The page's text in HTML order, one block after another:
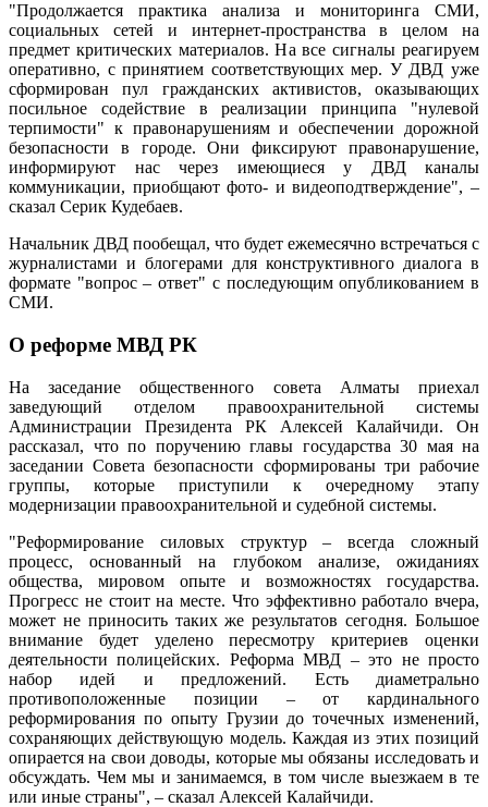
"Продолжается практика анализа и мониторинга СМИ,
социальных сетей и интернет-пространства в целом на
предмет критических материалов. На все сигналы реагируем
оперативно, с принятием соответствующих мер. У ДВД уже
сформирован пул гражданских активистов, оказывающих
посильное содействие в реализации принципа "нулевой
терпимости" к правонарушениям и обеспечении дорожной
безопасности в городе. Они фиксируют правонарушение,
информируют нас через имеющиеся у ДВД каналы
коммуникации, приобщают фото- и видеоподтверждение", –
сказал Серик Кудебаев.
Начальник ДВД пообещал, что будет ежемесячно встречаться с
журналистами и блогерами для конструктивного диалога в
формате "вопрос – ответ" с последующим опубликованием в
СМИ.
О реформе МВД РК
На заседание общественного совета Алматы приехал
заведующий отделом правоохранительной системы
Администрации Президента РК Алексей Калайчиди. Он
рассказал, что по поручению главы государства 30 мая на
заседании Совета безопасности сформированы три рабочие
группы, которые приступили к очередному этапу
модернизации правоохранительной и судебной системы.
"Реформирование силовых структур – всегда сложный
процесс, основанный на глубоком анализе, ожиданиях
общества, мировом опыте и возможностях государства.
Прогресс не стоит на месте. Что эффективно работало вчера,
может не приносить таких же результатов сегодня. Большое
внимание будет уделено пересмотру критериев оценки
деятельности полицейских. Реформа МВД – это не просто
набор идей и предложений. Есть диаметрально
противоположенные позиции – от кардинального
реформирования по опыту Грузии до точечных изменений,
сохраняющих действующую модель. Каждая из этих позиций
опирается на свои доводы, которые мы обязаны исследовать и
обсуждать. Чем мы и занимаемся, в том числе выезжаем в те
или иные страны", – сказал Алексей Калайчиди.